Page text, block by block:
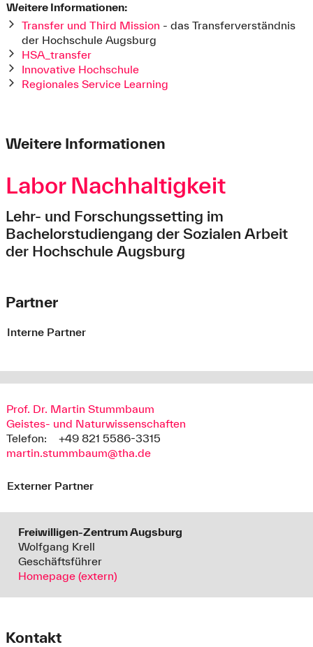
Weitere Informationen:
Transfer und Third Mission - das Transferverständnis
der Hochschule Augsburg
HSA_transfer
Innovative Hochschule
Regionales Service Learning
Weitere Informationen
Labor Nachhaltigkeit
Lehr- und Forschungssetting im
Bachelorstudiengang der Sozialen Arbeit
der Hochschule Augsburg
Partner
Interne Partner
Prof. Dr. Martin Stummbaum
Geistes- und Naturwissenschaften
Telefon:
+49 821 5586-3315
martin.stummbaum@tha.de
Externer Partner
Freiwilligen-Zentrum Augsburg
Wolfgang Krell
Geschäftsführer
Homepage (extern)
Kontakt